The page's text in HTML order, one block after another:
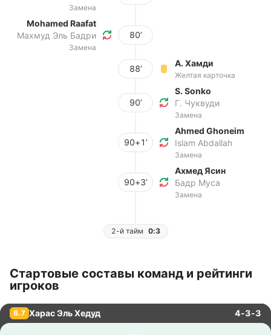
Замена
Mohamed Raafat
Махмуд Эль Бадри
Замена
80’
88’
А. Хамди
Желтая карточка
90’
S. Sonko
Г. Чуквуди
Замена
90+1’
Ahmed Ghoneim
Islam Abdallah
Замена
90+3’
Ахмед Ясин
Бадр Муса
Замена
2-й тайм 0:3
Стартовые составы команд и рейтинги
игроков
6.7 Харас Эль Хедуд 4-3-3